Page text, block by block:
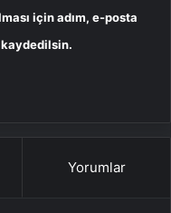
için adım, e-posta
kaydedilsin.
Yorumlar